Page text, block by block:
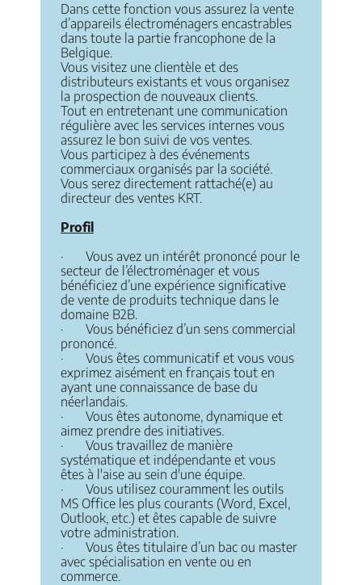
Dans cette fonction vous assurez la vente
d’appareils électroménagers encastrables
dans toute la partie francophone de la
Belgique.
Vous visitez une clientèle et des
distributeurs existants et vous organisez
la prospection de nouveaux clients.
Tout en entretenant une communication
régulière avec les services internes vous
assurez le bon suivi de vos ventes.
Vous participez à des événements
commerciaux organisés par la société.
Vous serez directement rattaché(e) au
directeur des ventes KRT.
Profil
· Vous avez un intérêt prononcé pour le
secteur de l’électroménager et vous
bénéficiez d’une expérience significative
de vente de produits technique dans le
domaine B2B.
· Vous bénéficiez d’un sens commercial
prononcé.
· Vous êtes communicatif et vous vous
exprimez aisément en français tout en
ayant une connaissance de base du
néerlandais.
· Vous êtes autonome, dynamique et
aimez prendre des initiatives.
· Vous travaillez de manière
systématique et indépendante et vous
êtes à l'aise au sein d'une équipe.
· Vous utilisez couramment les outils
MS Office les plus courants (Word, Excel,
Outlook, etc.) et êtes capable de suivre
votre administration.
· Vous êtes titulaire d’un bac ou master
avec spécialisation en vente ou en
commerce.